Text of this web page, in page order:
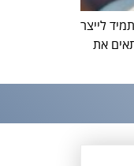
לייצר
את